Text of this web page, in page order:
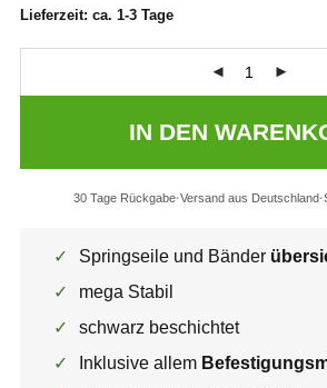
Lieferzeit: ca. 1-3 Tage
IN DEN
30 Tage Rückgabe Versand aus Deutschland
✓ Springseile und Bänder
✓
mega Stabil
✓
schwarz beschichtet
✓
Inklusive allem